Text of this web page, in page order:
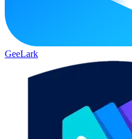
GeeLark